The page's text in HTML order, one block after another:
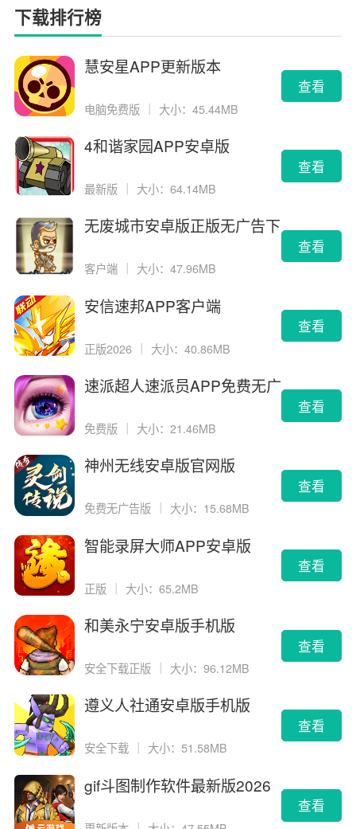
下载排行榜
慧安星APP更新版本
电脑免费版 ｜ 大小：45.44MB
查看
4和谐家园APP安卓版
最新版 大小：64.14MB
查看
无废城市安卓版正版无广告下
客户端 大小：47.96MB
查看
安信速邦APP客户端
正版2026 ｜ 大小：40.86MB
查看
速派超人速派员APP免费无广
免费版 大小：21.46MB
查看
神州无线安卓版官网版
免费无广告版 大小：15.68MB
查看
智能录屏大师APP安卓版
正版 ｜ 大小：65.2MB
查看
和美永宁安卓版手机版
安全下载正版 大小：96.12MB
查看
遵义人社通安卓版手机版
安全下载 大小：51.58MB
查看
gif斗图制作软件最新版2026
查看